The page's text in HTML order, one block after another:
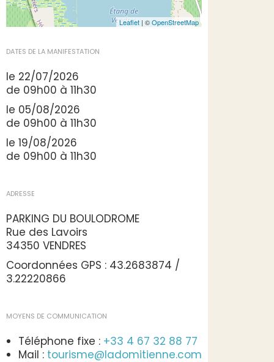
Leaflet | ©OpenStreetMap
DATES DE LA MANIFESTATION
le 22/07/2026
de 09h00 à 11h30
le 05/08/2026
de 09h00 à 11h30
le 19/08/2026
de 09h00 à 11h30
ADRESSE
PARKING DU BOULODROME
Rue des Lavoirs
34350 VENDRES
Coordonnées GPS : 43.2683874 /
3.22220866
MOYENS DE COMMUNICATION
Téléphone fixe : +33 4 67 32 88 77
Mail : tourisme@ladomitienne.com